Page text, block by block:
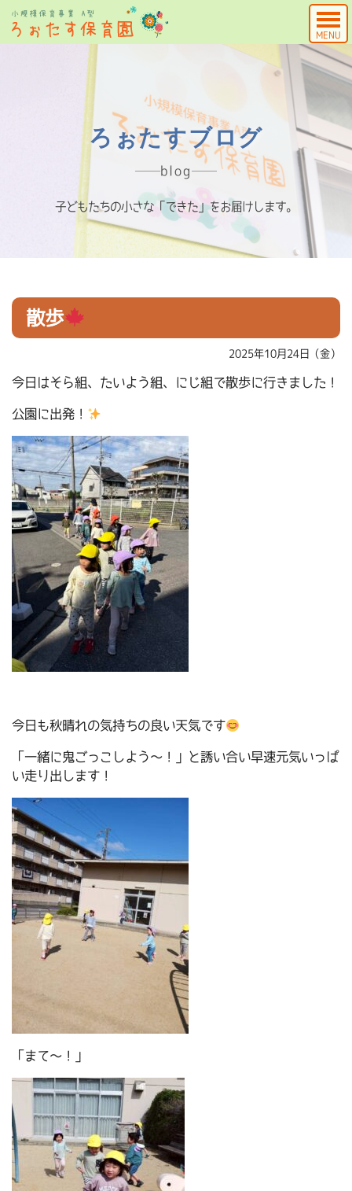
MENU
ろぉたすブログ
blog
子どもたちの小さな「できた」をお届けします。
散歩
2025年10月24日（金）
今日はそら組、たいよう組、にじ組で散歩に行きました！
公園に出発！
今日も秋晴れの気持ちの良い天気です
「一緒に鬼ごっこしよう～！」と誘い合い早速元気いっぱ
い走り出します！
「まて～！」